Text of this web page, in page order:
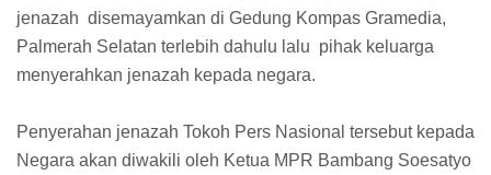
jenazah disemayamkan di Gedung Kompas Gramedia,
Palmerah Selatan terlebih dahulu lalu pihak keluarga
menyerahkan jenazah kepada negara.
Penyerahan jenazah Tokoh Pers Nasional tersebut kepada
Negara akan diwakili oleh Ketua MPR Bambang Soesatyo